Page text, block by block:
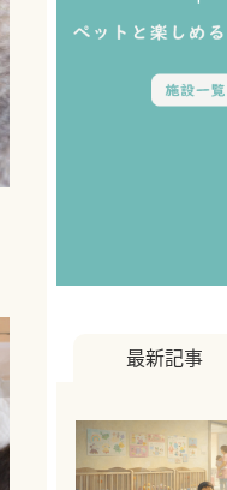
最新記事